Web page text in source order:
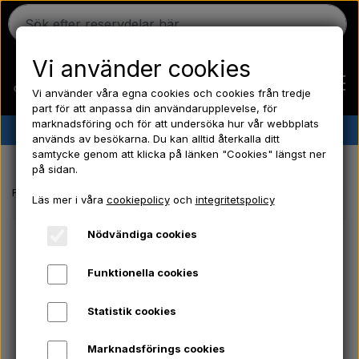
Hem
Massey Ferguson
Fordson
✔︎ Danskt lager ✔︎ Snabb leverans ✔︎ Låga priser
Framsida Ford traktor reservdelar
Vi använder cookies
Vi använder våra egna cookies och cookies från tredje
part för att anpassa din användarupplevelse, för
marknadsföring och för att undersöka hur vår webbplats
används av besökarna. Du kan alltid återkalla ditt
samtycke genom att klicka på länken "Cookies" längst ner
på sidan.
Läs mer i våra cookiepolicyoch integritetspolicy
Nödvändiga cookies
Funktionella cookies
Statistik cookies
Marknadsförings cookies